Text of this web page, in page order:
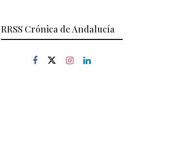
RRSS Crónica de Andalucía